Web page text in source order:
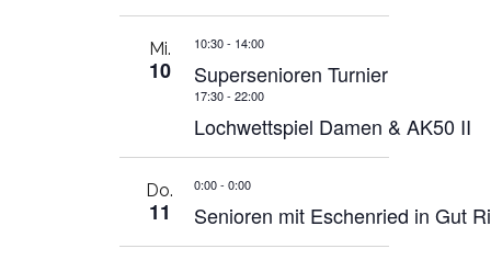
Mi.
10
10:30- 14:00
Supersenioren Turnier
17:30- 22:00
Lochwettspiel Damen & AK50 II
Do.
11
0:00- 0:00
Senioren mit Eschenried in Gut